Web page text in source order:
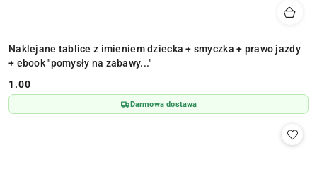
Naklejane tablice z imieniem dziecka + smyczka + prawo jazdy
+ ebook "pomysły na zabawy..."
Cena:
1.00
Darmowa dostawa